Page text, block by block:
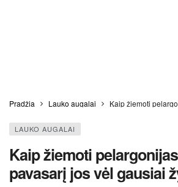
Pradžia Lauko augalai Kaip žiemoti
LAUKO AUGALAI
Kaip žiemoti
pavasarį jos vėl gausiai